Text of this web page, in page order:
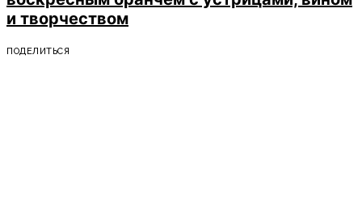
и творчеством
ПОДЕЛИТЬСЯ